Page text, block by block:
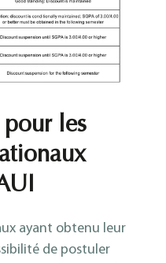
les
ayant obtenu leur
de postuler